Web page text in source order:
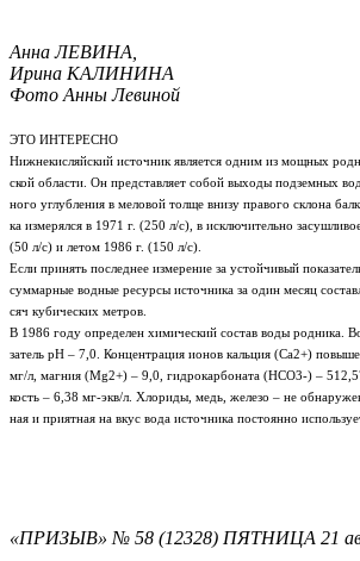
Анна ЛЕВИНА,
Ирина КАЛИНИНА
Фото Анны Левиной
ЭТО ИНТЕРЕСНО
Нижнекисляйский источник является одним из мощных
ской области. Он представляет собой выходы подземных
ного углубления в меловой толще внизу правого склона
ка измерялся в 1971 г. (250 л/с), в исключительно
(50 л/с) и летом 1986 г. (150 л/с).
Если принять последнее измерение за устойчивый
суммарные водные ресурсы источника за один месяц
сяч кубических метров.
В 1986 году определен химический состав воды родника.
затель рН – 7,0. Концентрация ионов кальция (Са2+)
мг/л, магния (Mg2+) – 9,0, гидрокарбоната (НСО3-) –
кость – 6,38 мг-экв/л. Хлориды, медь, железо – не
ная и приятная на вкус вода источника постоянно
«ПРИЗЫВ» № 58 (12328) ПЯТНИЦА 21